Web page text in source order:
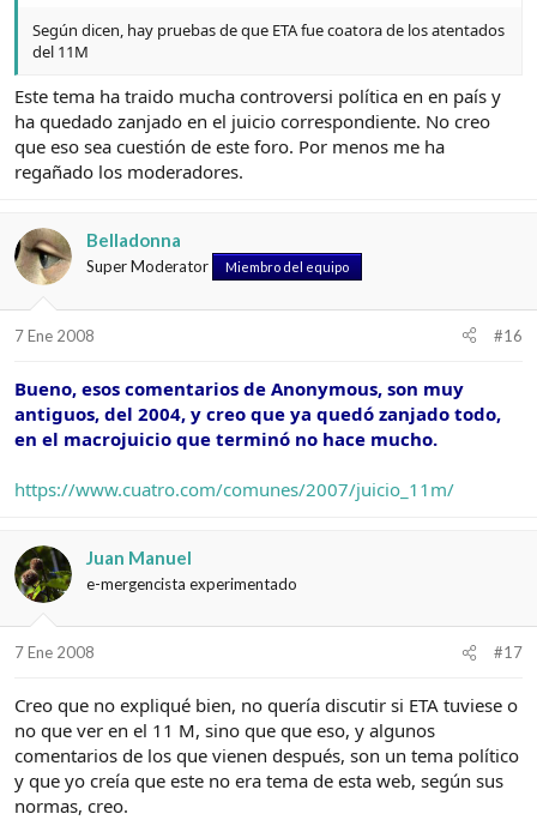
Según dicen, hay pruebas de que ETA fue coatora de los atentados
del 11M
Este tema ha traido mucha controversi política en en país y
ha quedado zanjado en el juicio correspondiente. No creo
que eso sea cuestión de este foro. Por menos me ha
regañado los moderadores.
Belladonna
Super Moderator Miembro del equipo
7 Ene 2008 #16
Bueno, esos comentarios de Anonymous, son muy
antiguos, del 2004, y creo que ya quedó zanjado todo,
en el macrojuicio que terminó no hace mucho.
https://www.cuatro.com/comunes/2007/juicio_11m/
Juan Manuel
e-mergencista experimentado
7 Ene 2008 #17
Creo que no expliqué bien, no quería discutir si ETA tuviese o
no que ver en el 11 M, sino que que eso, y algunos
comentarios de los que vienen después, son un tema político
y que yo creía que este no era tema de esta web, según sus
normas, creo.